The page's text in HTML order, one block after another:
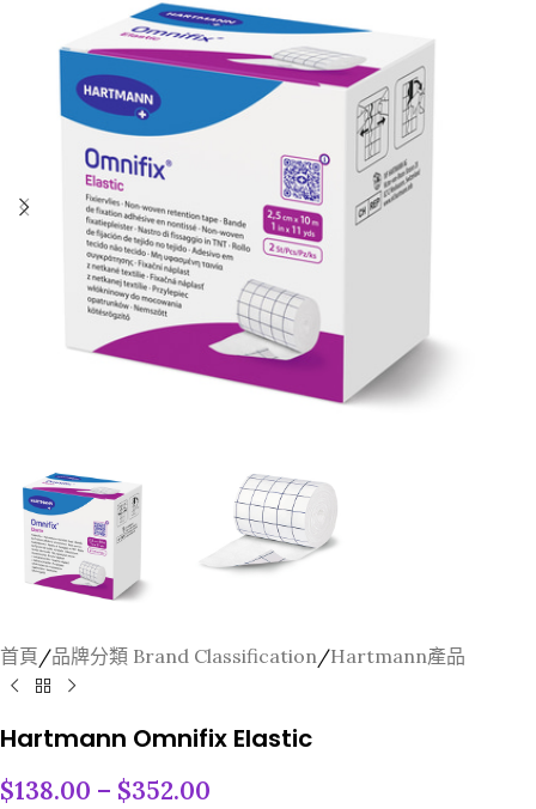
首頁/品牌分類 Brand Classification/Hartmann產品
Hartmann Omnifix Elastic
$138.00 – $352.00